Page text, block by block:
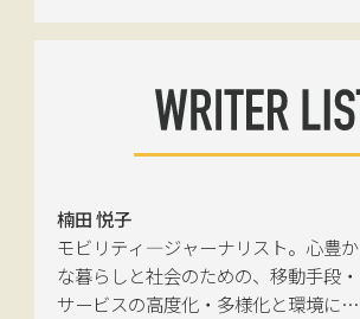
楠田 悦子
モビリティ―ジャーナリスト。心豊か
な暮らしと社会のための、移動手段・
サービスの高度化・多様化と環境につ